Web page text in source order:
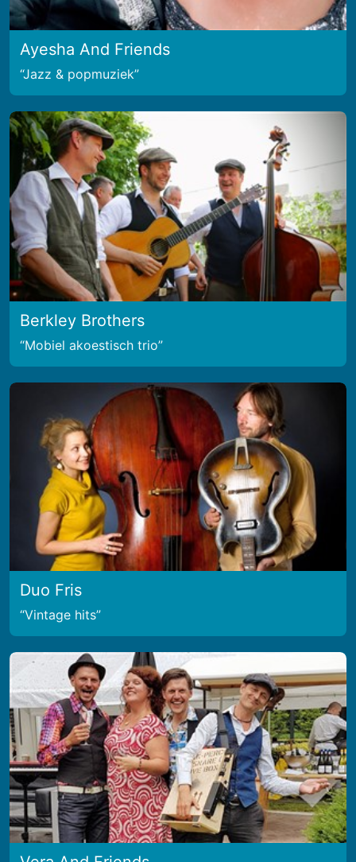
Ayesha And Friends
Jazz & popmuziek
Berkley Brothers
Mobiel akoestisch trio
Duo Fris
Vintage hits